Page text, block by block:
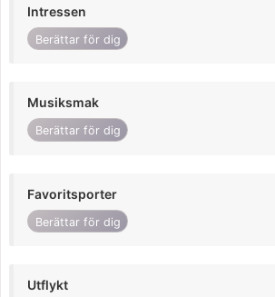
Intressen
Berättar för dig
Musiksmak
Berättar för dig
Favoritsporter
Berättar för dig
Utflykt